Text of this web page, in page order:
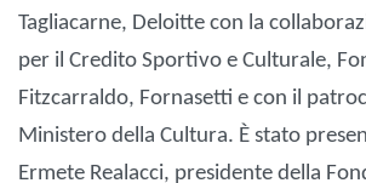
Tagliacarne, Deloitte con la
per il Credito Sportivo e Culturale,
Fitzcarraldo, Fornasetti e con il
Ministero della Cultura. È stato
Ermete Realacci, presidente della